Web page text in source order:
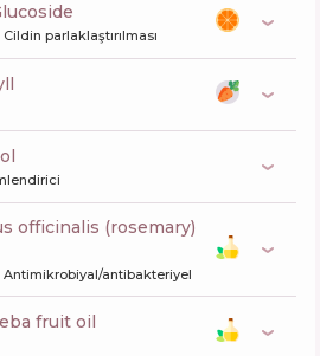
Cildin parlaklaştırılması
Antimikrobiyal/antibakteriyel
fruit oil